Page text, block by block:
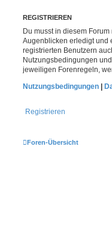
REGISTRIEREN
Du musst in diesem
Augenblicken erledigt und
registrierten Benutzern
Nutzungsbedingungen
jeweiligen Forenregeln,
Nutzungsbedingungen
Registrieren
Foren-Übersicht